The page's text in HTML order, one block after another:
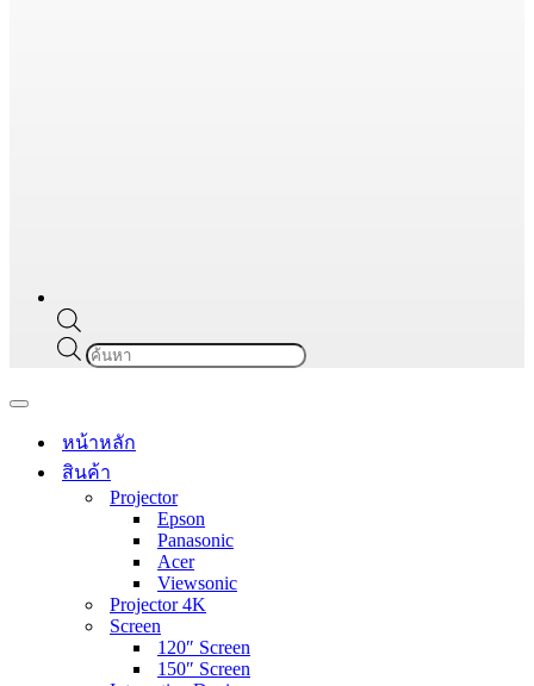
Products
search
Navigation
หน้าหลัก
สินค้า
Projector
Epson
Panasonic
Acer
Viewsonic
Projector 4K
Screen
120″ Screen
150″ Screen